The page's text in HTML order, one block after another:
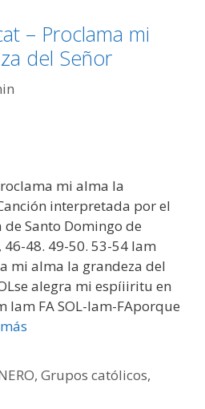
– Proclama mi
del Señor
mi alma la
interpretada por el
Santo Domingo de
46-48. 49-50. 53-54 lam
mi alma la grandeza del
alegra mi espíiiritu en
lam FA SOL-lam-FAporque
,Grupos católicos,